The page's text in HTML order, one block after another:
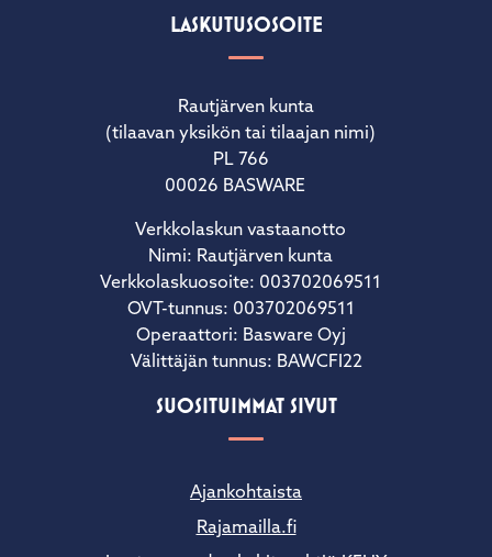
LASKUTUSOSOITE
Rautjärven kunta
(tilaavan yksikön tai tilaajan nimi)
PL 766
00026 BASWARE
Verkkolaskun vastaanotto
Nimi: Rautjärven kunta
Verkkolaskuosoite: 003702069511
OVT-tunnus: 003702069511
Operaattori: Basware Oyj
Välittäjän tunnus: BAWCFI22
SUOSITUIMMAT SIVUT
Ajankohtaista
Rajamailla.fi